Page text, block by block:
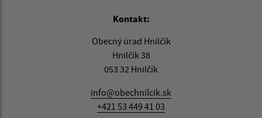
Kontakt:
Obecný úrad Hnilčík
Hnilčík 38
053 32 Hnilčík
info@obechnilcik.sk
+421 53 449 41 03